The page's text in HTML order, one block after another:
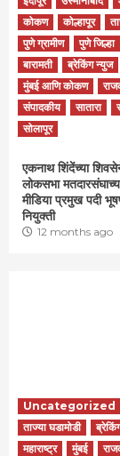
कोकण
कोल्हापूर
पुणे ग्रामीण
पुणे जिल्हा
बारामती
ब्रेकिंग न्युज
मुंबई आणि कोकण
संपादकीय
सातारा
सोलापूर
एकनाथ शिंदेंच्या
लोकसभा
मीडिया प्रमुख पदी
नियुक्ती
12 months ago
Uncategorized
ताज्या घडामोडी
महाराष्ट्र
मुंबई